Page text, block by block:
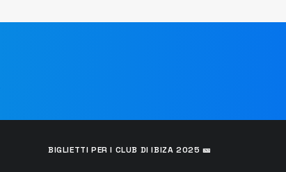
BIGLIETTI PER I CLUB DI IBIZA 2025 🎫